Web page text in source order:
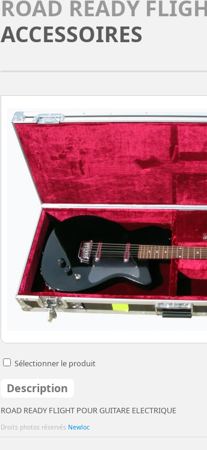
ROAD READY
ACCESSOIRES
Sélectionner le produit
Description
ROAD READY FLIGHT POUR GUITARE ELECTRIQUE
Droits photos réservés Newloc